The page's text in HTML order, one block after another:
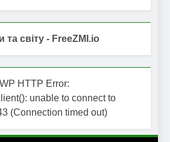
та світу - FreeZMI.io
WP HTTP Error:
unable to connect to
(Connection timed out)